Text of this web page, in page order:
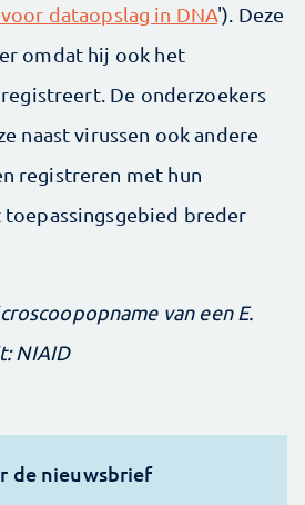
dataopslag in DNA'). Deze
omdat hij ook het
De onderzoekers
naast virussen ook andere
registreren met hun
breder
van een E.
NIAID
de nieuwsbrief